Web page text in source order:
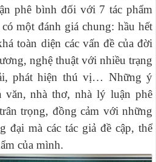
phê bình đối với 7 tác phẩm
một đánh giá chung: hầu hết
toàn diện các vấn đề của đời
nghệ thuật với nhiều trạng
phát hiện thú vị… Những ý
văn, nhà thơ, nhà lý luận phê
trọng, đồng cảm với những
đại mà các tác giả đề cập, thể
của mình.